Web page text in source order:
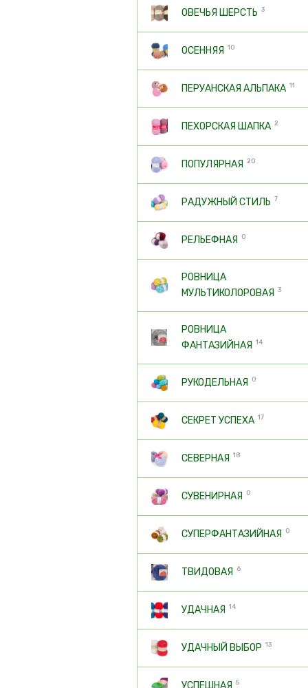
ОВЕЧЬЯ ШЕРСТЬ 3
ОСЕННЯЯ 10
ПЕРУАНСКАЯ АЛЬПАКА 11
ПЕХОРСКАЯ ШАПКА 2
ПОПУЛЯРНАЯ 20
РАДУЖНЫЙ СТИЛЬ 7
РЕЛЬЕФНАЯ 0
РОВНИЦА
МУЛЬТИКОЛОРОВАЯ
3
РОВНИЦА
ФАНТАЗИЙНАЯ
14
РУКОДЕЛЬНАЯ 0
СЕКРЕТ УСПЕХА 17
СЕВЕРНАЯ 18
СУВЕНИРНАЯ 0
СУПЕРФАНТАЗИЙНАЯ 0
ТВИДОВАЯ 6
УДАЧНАЯ 14
УДАЧНЫЙ ВЫБОР 13
УСПЕШНАЯ 5